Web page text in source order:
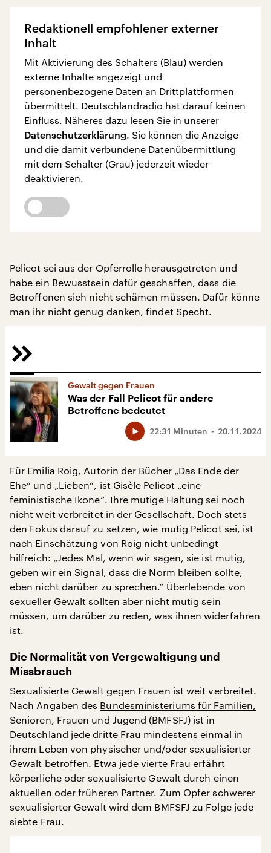
Redaktionell empfohlener externer
Inhalt
Mit Aktivierung des Schalters (Blau) werden
externe Inhalte angezeigt und
personenbezogene Daten an Drittplattformen
übermittelt. Deutschlandradio hat darauf keinen
Einfluss. Näheres dazu lesen Sie in unserer
Datenschutzerklärung . Sie können die Anzeige
und die damit verbundene Datenübermittlung
mit dem Schalter (Grau) jederzeit wieder
deaktivieren.
Pelicot sei aus der Opferrolle herausgetreten und
habe ein Bewusstsein dafür geschaffen, dass die
Betroffenen sich nicht schämen müssen. Dafür könne
man ihr nicht genug danken, findet Specht.
Gewalt gegen Frauen
Was der Fall Pelicot für andere
Betroffene bedeutet
20.11.2024
22:31 Minuten
Für Emilia Roig, Autorin der Bücher „Das Ende der
Ehe“ und „Lieben“, ist Gisèle Pelicot „eine
feministische Ikone“. Ihre mutige Haltung sei noch
nicht weit verbreitet in der Gesellschaft. Doch stets
den Fokus darauf zu setzen, wie mutig Pelicot sei, ist
nach Einschätzung von Roig nicht unbedingt
hilfreich: „Jedes Mal, wenn wir sagen, sie ist mutig,
geben wir ein Signal, dass die Norm bleiben sollte,
eben nicht darüber zu sprechen.“ Überlebende von
sexueller Gewalt sollten aber nicht mutig sein
müssen, um darüber zu reden, was ihnen widerfahren
ist.
Die Normalität von Vergewaltigung und
Missbrauch
Sexualisierte Gewalt gegen Frauen ist weit verbreitet.
Nach Angaben des Bundesministeriums für Familien,
Senioren, Frauen und Jugend (BMFSFJ)ist in
Deutschland jede dritte Frau mindestens einmal in
ihrem Leben von physischer und/oder sexualisierter
Gewalt betroffen. Etwa jede vierte Frau erfährt
körperliche oder sexualisierte Gewalt durch einen
aktuellen oder früheren Partner. Zum Opfer schwerer
sexualisierter Gewalt wird dem BMFSFJ zu Folge jede
siebte Frau.